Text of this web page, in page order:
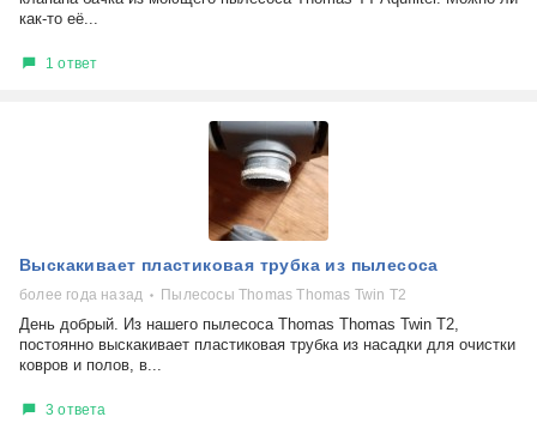
как-то её...
1 ответ
Выскакивает пластиковая трубка из пылесоса
более года назад Пылесосы Thomas Thomas Twin T2
День добрый. Из нашего пылесоса Thomas Thomas Twin T2,
постоянно выскакивает пластиковая трубка из насадки для очистки
ковров и полов, в...
3 ответа